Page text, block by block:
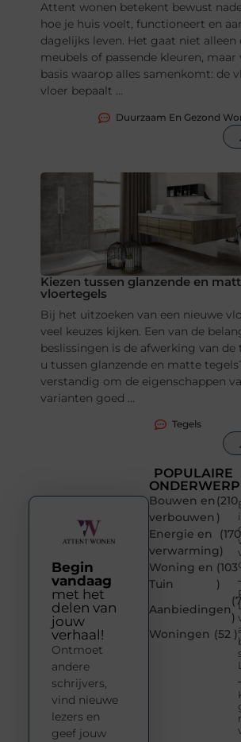
Attent wonen betekent bewust
hoe je huis voelt, functioneert en
dagelijks leven. Het gaat niet
meubels of passende kleuren,
basis waarop alles samenkomt: de
vloer bepaalt ...
Duurzaam En Gezond
Kiezen tussen glanzende en
vloertegels
Bij het uitzoeken van een nieuwe
veel keuzes kijken. Een van de
beslissingen is de afwerking van de
u tussen glanzende en matte
verstandig om de eigenschappen
varianten goed ...
Tegels
POPULAIRE
Bouwen en
verbouwen
(210
)
Energie en
verwarming
(170
)
Woning en
Tuin
(103
)
Aanbiedingen
)
Woningen (52 )
Begin
vandaag
met het
delen van
jouw
verhaal!
Ontmoet
andere
schrijvers,
vind nieuwe
lezers en
geef jouw